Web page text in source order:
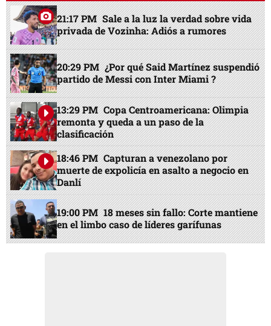
21:17 PM Sale a la luz la verdad sobre vida
privada de Vozinha: Adiós a rumores
20:29 PM ¿Por qué Said Martínez suspendió
partido de Messi con Inter Miami ?
13:29 PM Copa Centroamericana: Olimpia
remonta y queda a un paso de la
clasificación
18:46 PM Capturan a venezolano por
muerte de expolicía en asalto a negocio en
Danlí
19:00 PM 18 meses sin fallo: Corte mantiene
en el limbo caso de líderes garífunas